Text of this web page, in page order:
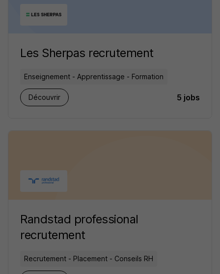
Les Sherpas recrutement
Enseignement - Apprentissage - Formation
Découvrir 5 jobs
Randstad professional
recrutement
Recrutement - Placement - Conseils RH